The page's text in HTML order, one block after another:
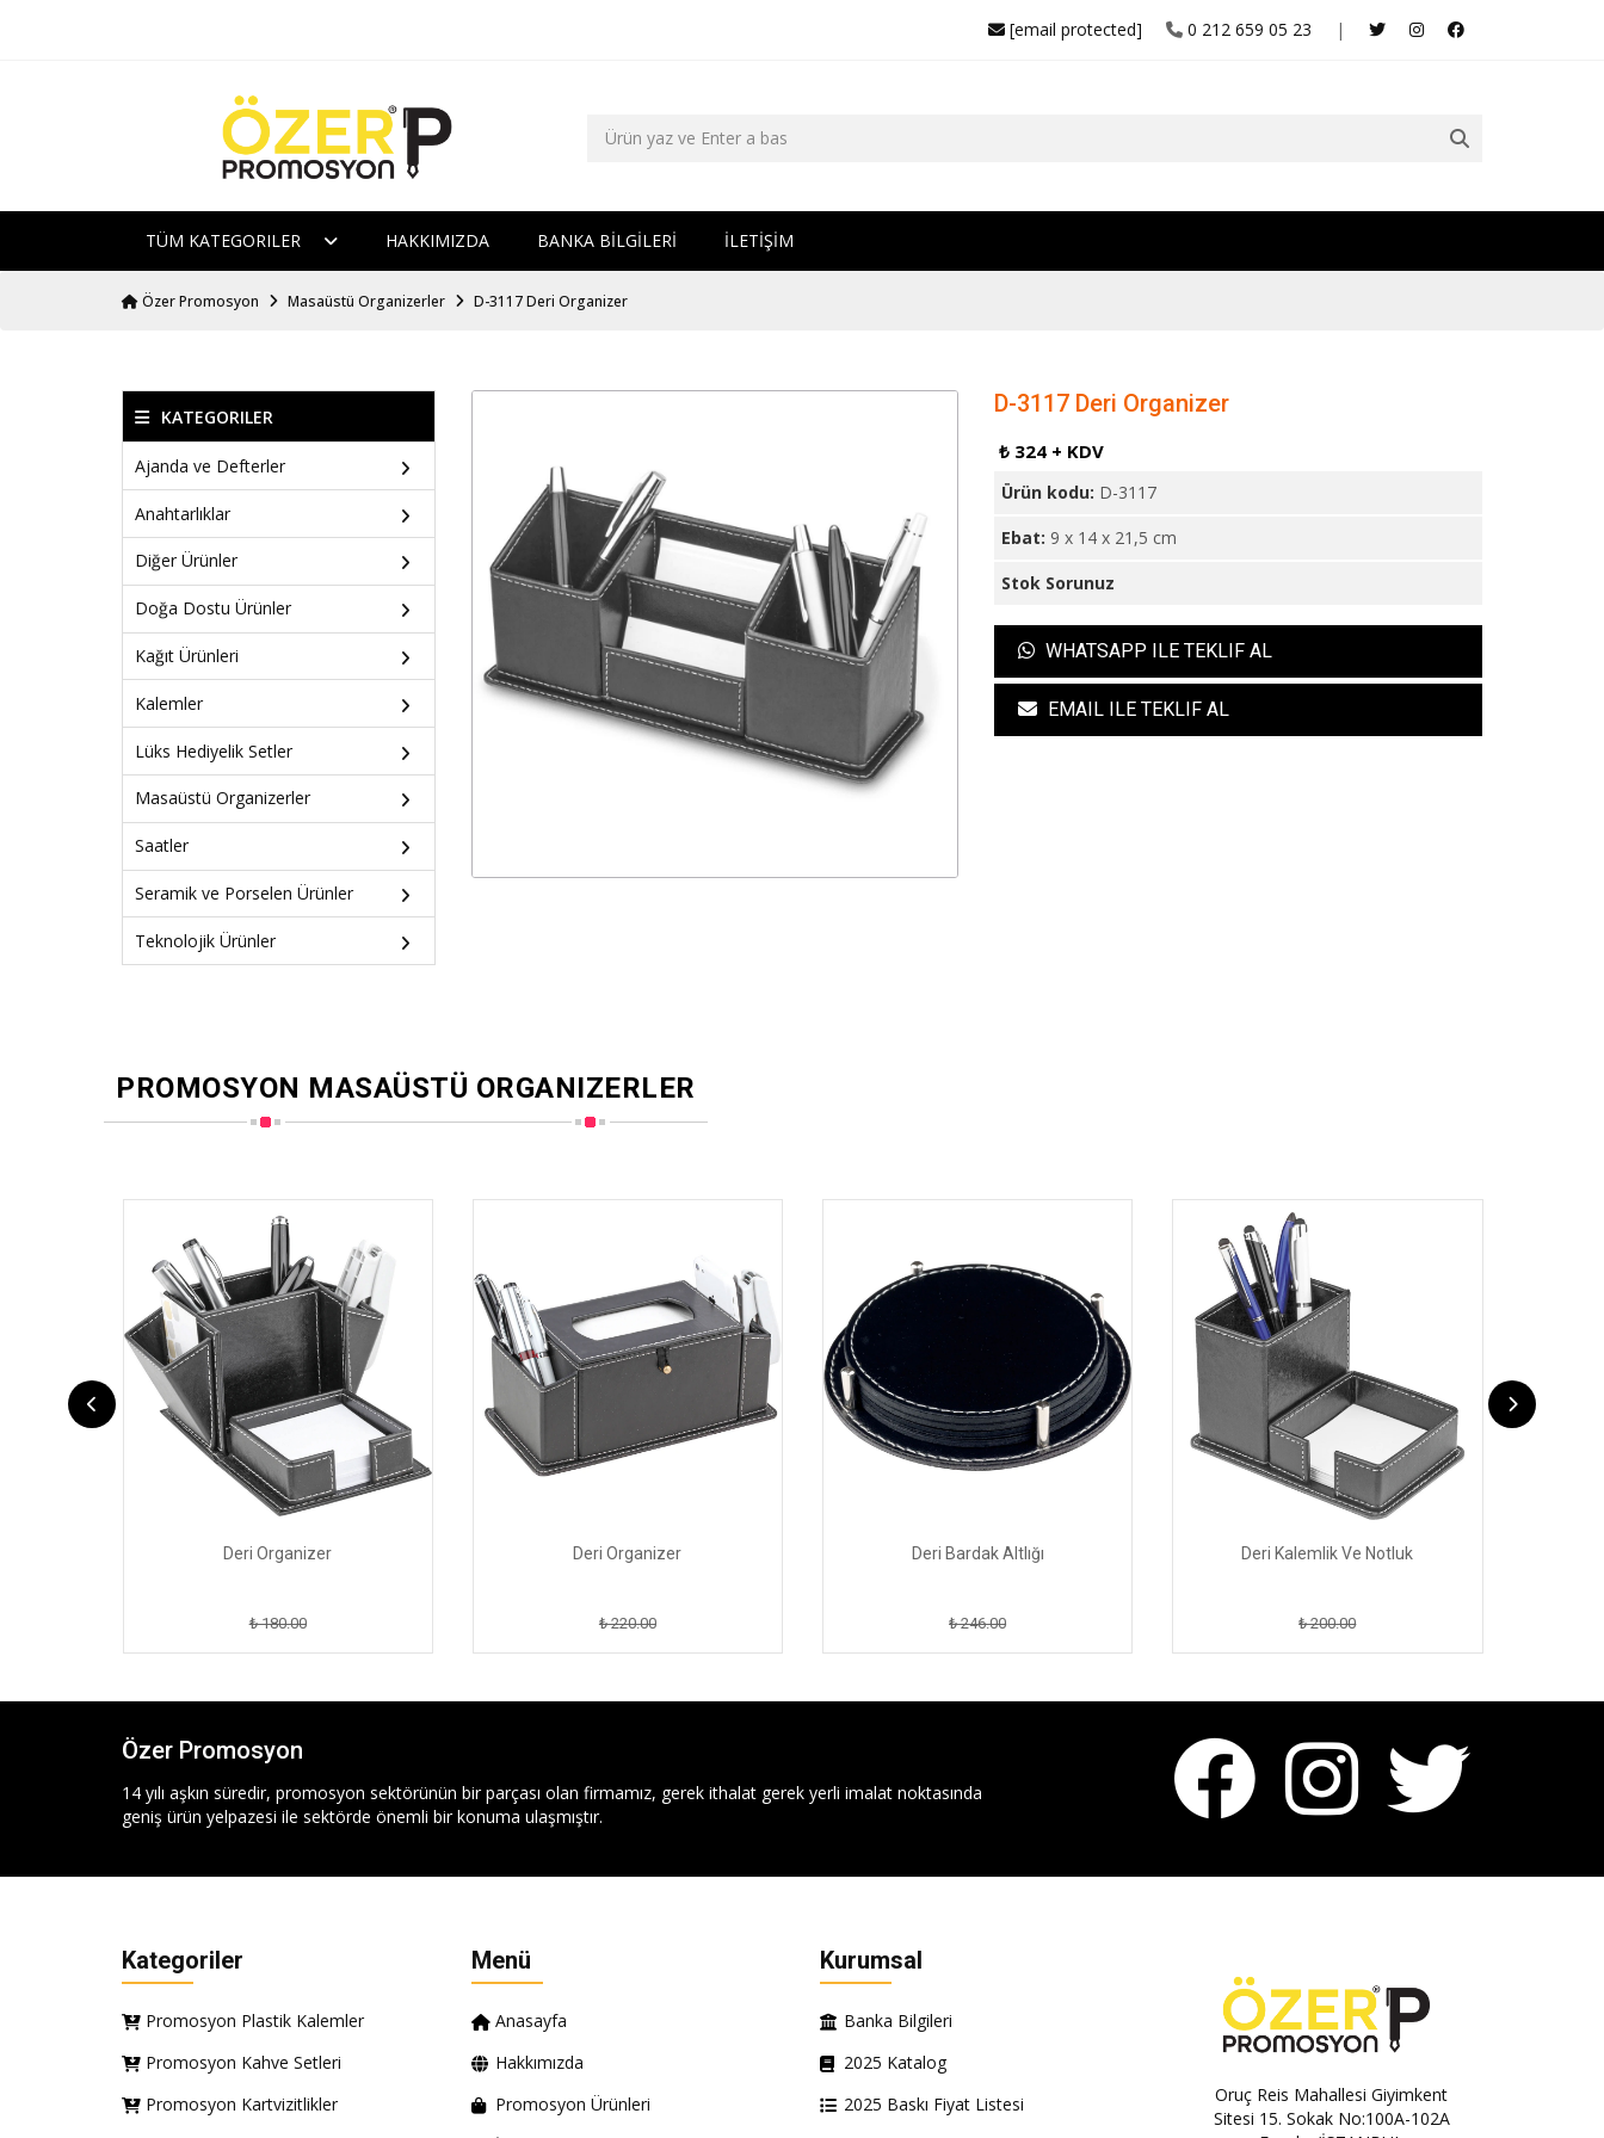
|
0 212 659 05 23
[email protected]
TÜM KATEGORILER HAKKIMIZDA BANKA BİLGİLERİ İLETİŞİM
Özer Promosyon Masaüstü Organizerler D-3117 Deri Organizer
KATEGORILER
Ajanda ve Defterler
Anahtarlıklar
Diğer Ürünler
Doğa Dostu Ürünler
Kağıt Ürünleri
Kalemler
Lüks Hediyelik Setler
Masaüstü Organizerler
Saatler
Seramik ve Porselen Ürünler
Teknolojik Ürünler
D-3117 Deri Organizer
₺ 324 + KDV
Ürün kodu: D-3117
Ebat: 9 x 14 x 21,5 cm
Stok Sorunuz
WHATSAPP ILE TEKLIF AL
EMAIL ILE TEKLIF AL
PROMOSYON MASAÜSTÜ ORGANIZERLER
Deri Organizer
₺ 180.00
Deri Organizer
₺ 220.00
Deri Bardak Altlığı
₺ 246.00
Deri Kalemlik Ve Notluk
₺ 200.00
Özer Promosyon
14 yılı aşkın süredir, promosyon sektörünün bir parçası olan firmamız, gerek ithalat gerek yerli imalat noktasında
geniş ürün yelpazesi ile sektörde önemli bir konuma ulaşmıştır.
Kategoriler
Promosyon Plastik Kalemler
Promosyon Kahve Setleri
Promosyon Kartvizitlikler
Menü
Anasayfa
Hakkımızda
Promosyon Ürünleri
Kurumsal
Banka Bilgileri
2025 Katalog
2025 Baskı Fiyat Listesi
Oruç Reis Mahallesi Giyimkent
Sitesi 15. Sokak No:100A-102A